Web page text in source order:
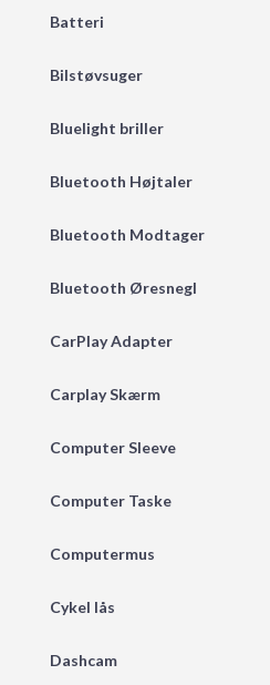
Batteri
Bilstøvsuger
Bluelight briller
Bluetooth Højtaler
Bluetooth Modtager
Bluetooth Øresnegl
CarPlay Adapter
Carplay Skærm
Computer Sleeve
Computer Taske
Computermus
Cykel lås
Dashcam